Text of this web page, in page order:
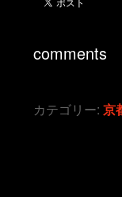
comments
カテゴリー: 京